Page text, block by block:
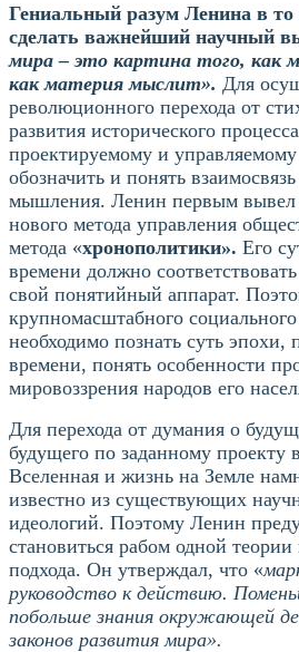
Гениальный разум Ленина в то
сделать важнейший научный
мира – это картина того, как
как материя мыслит». Для
революционного перехода от
развития исторического
проектируемому и
обозначить и понять
мышления. Ленин первым вывел
нового метода управления
метода «хронополитики». Его
времени должно
свой понятийный аппарат.
крупномасштабного
необходимо познать суть эпохи,
времени, понять особенности
мировоззрения народов его
Для перехода от думания о
будущего по заданному проекту
Вселенная и жизнь на Земле
известно из существующих
идеологий. Поэтому Ленин
становиться рабом одной
подхода. Он утверждал, что «
руководство к действию.
побольше знания окружающей
законов развития мира».